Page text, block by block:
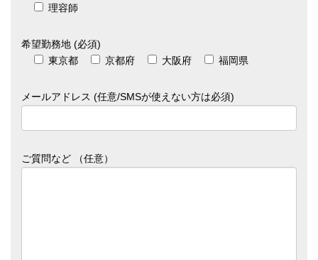
理容師
希望勤務地 (必須)
東京都
京都府 大阪府 福岡県
メールアドレス (任意/SMSが使えない方は必須)
ご質問など （任意）